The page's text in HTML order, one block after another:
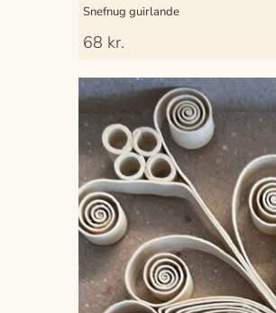
Snefnug guirlande
68 kr.